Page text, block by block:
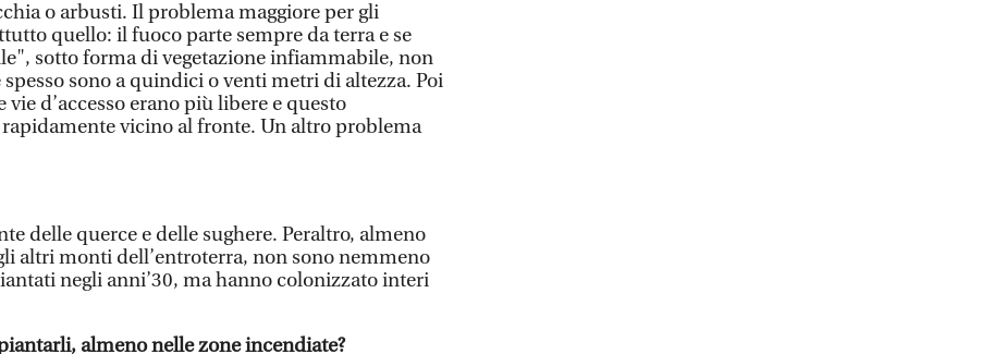
o arbusti. Il problema maggiore per gli
quello: il fuoco parte sempre da terra e se
sotto forma di vegetazione infiammabile, non
sono a quindici o venti metri di altezza. Poi
d’accesso erano più libere e questo
vicino al fronte. Un altro problema
delle querce e delle sughere. Peraltro, almeno
altri monti dell’entroterra, non sono nemmeno
negli anni’30, ma hanno colonizzato interi
almeno nelle zone incendiate?